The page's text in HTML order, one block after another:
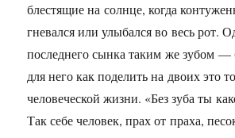
блестящие на солнце, когда
гневался или улыбался во весь рот.
последнего сынка таким же зубом
для него как поделить на двоих это
человеческой жизни. «Без зуба ты
Так себе человек, прах от праха,